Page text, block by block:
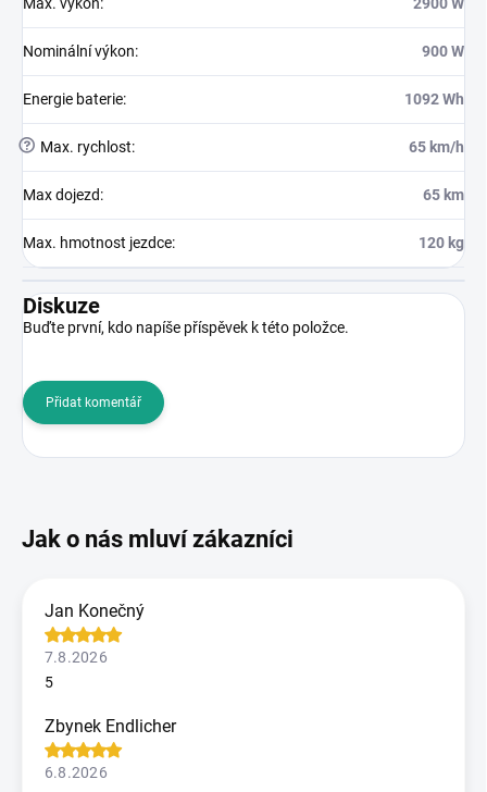
Max. výkon: 2900 W
Nominální výkon: 900 W
Energie baterie: 1092 Wh
? Max. rychlost: 65 km/h
Max dojezd: 65 km
Max. hmotnost jezdce: 120 kg
Diskuze
Buďte první, kdo napíše příspěvek k této položce.
Přidat komentář
Jan Konečný
7.8.2026
5
Zbynek Endlicher
6.8.2026